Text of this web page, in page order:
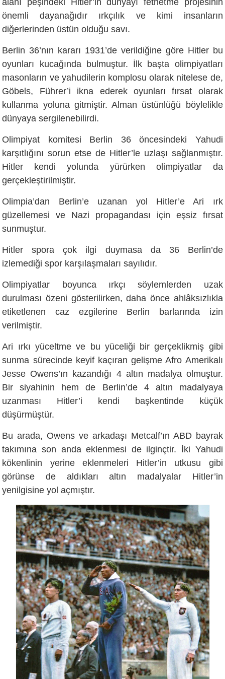
alanı peşindeki Hitler’in dünyayı fethetme projesinin
önemli dayanağıdır ırkçılık ve kimi insanların
diğerlerinden üstün olduğu savı.
Berlin 36’nın kararı 1931’de verildiğine göre Hitler bu
oyunları kucağında bulmuştur. İlk başta olimpiyatları
masonların ve yahudilerin komplosu olarak nitelese de,
Göbels, Führer’i ikna ederek oyunları fırsat olarak
kullanma yoluna gitmiştir. Alman üstünlüğü böylelikle
dünyaya sergilenebilirdi.
Olimpiyat komitesi Berlin 36 öncesindeki Yahudi
karşıtlığını sorun etse de Hitler’le uzlaşı sağlanmıştır.
Hitler kendi yolunda yürürken olimpiyatlar da
gerçekleştirilmiştir.
Olimpia’dan Berlin’e uzanan yol Hitler’e Ari ırk
güzellemesi ve Nazi propagandası için eşsiz fırsat
sunmuştur.
Hitler spora çok ilgi duymasa da 36 Berlin’de
izlemediği spor karşılaşmaları sayılıdır.
Olimpiyatlar boyunca ırkçı söylemlerden uzak
durulması özeni gösterilirken, daha önce ahlâksızlıkla
etiketlenen caz ezgilerine Berlin barlarında izin
verilmiştir.
Ari ırkı yüceltme ve bu yüceliği bir gerçeklikmiş gibi
sunma sürecinde keyif kaçıran gelişme Afro Amerikalı
Jesse Owens’ın kazandığı 4 altın madalya olmuştur.
Bir siyahinin hem de Berlin’de 4 altın madalyaya
uzanması Hitler’i kendi başkentinde küçük
düşürmüştür.
Bu arada, Owens ve arkadaşı Metcalf’ın ABD bayrak
takımına son anda eklenmesi de ilginçtir. İki Yahudi
kökenlinin yerine eklenmeleri Hitler’in utkusu gibi
görünse de aldıkları altın madalyalar Hitler’in
yenilgisine yol açmıştır.